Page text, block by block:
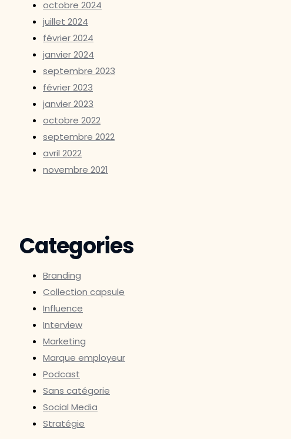
octobre 2024
juillet 2024
février 2024
janvier 2024
septembre 2023
février 2023
janvier 2023
octobre 2022
septembre 2022
avril 2022
novembre 2021
Categories
Branding
Collection capsule
Influence
Interview
Marketing
Marque employeur
Podcast
Sans catégorie
Social Media
Stratégie